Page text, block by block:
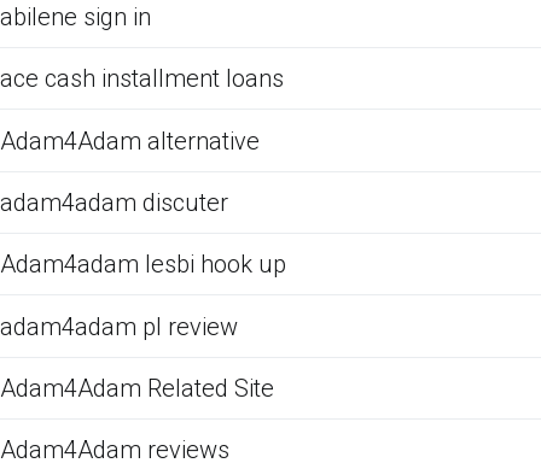
abilene sign in
ace cash installment loans
Adam4Adam alternative
adam4adam discuter
Adam4adam lesbi hook up
adam4adam pl review
Adam4Adam Related Site
Adam4Adam reviews